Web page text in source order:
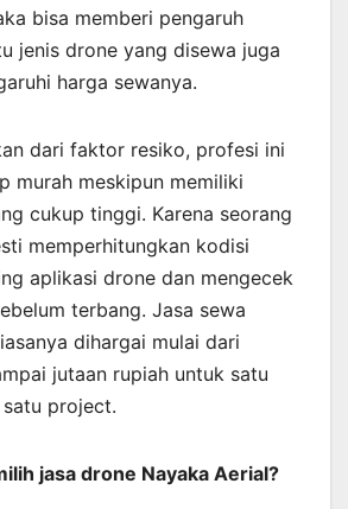
bisa memberi pengaruh
jenis drone yang disewa juga
harga sewanya.
dari faktor resiko, profesi ini
murah meskipun memiliki
cukup tinggi. Karena seorang
memperhitungkan kodisi
aplikasi drone dan mengecek
terbang. Jasa sewa
dihargai mulai dari
jutaan rupiah untuk satu
project.
jasa drone Nayaka Aerial?